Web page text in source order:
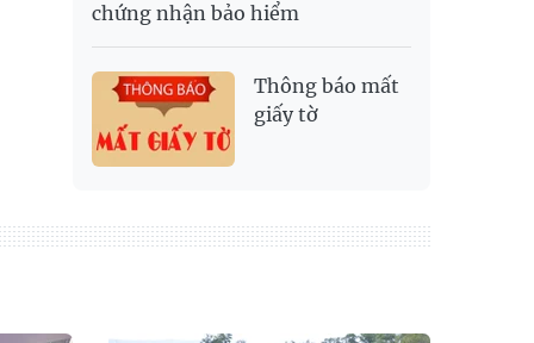
chứng nhận bảo hiểm
Thông báo mất
giấy tờ